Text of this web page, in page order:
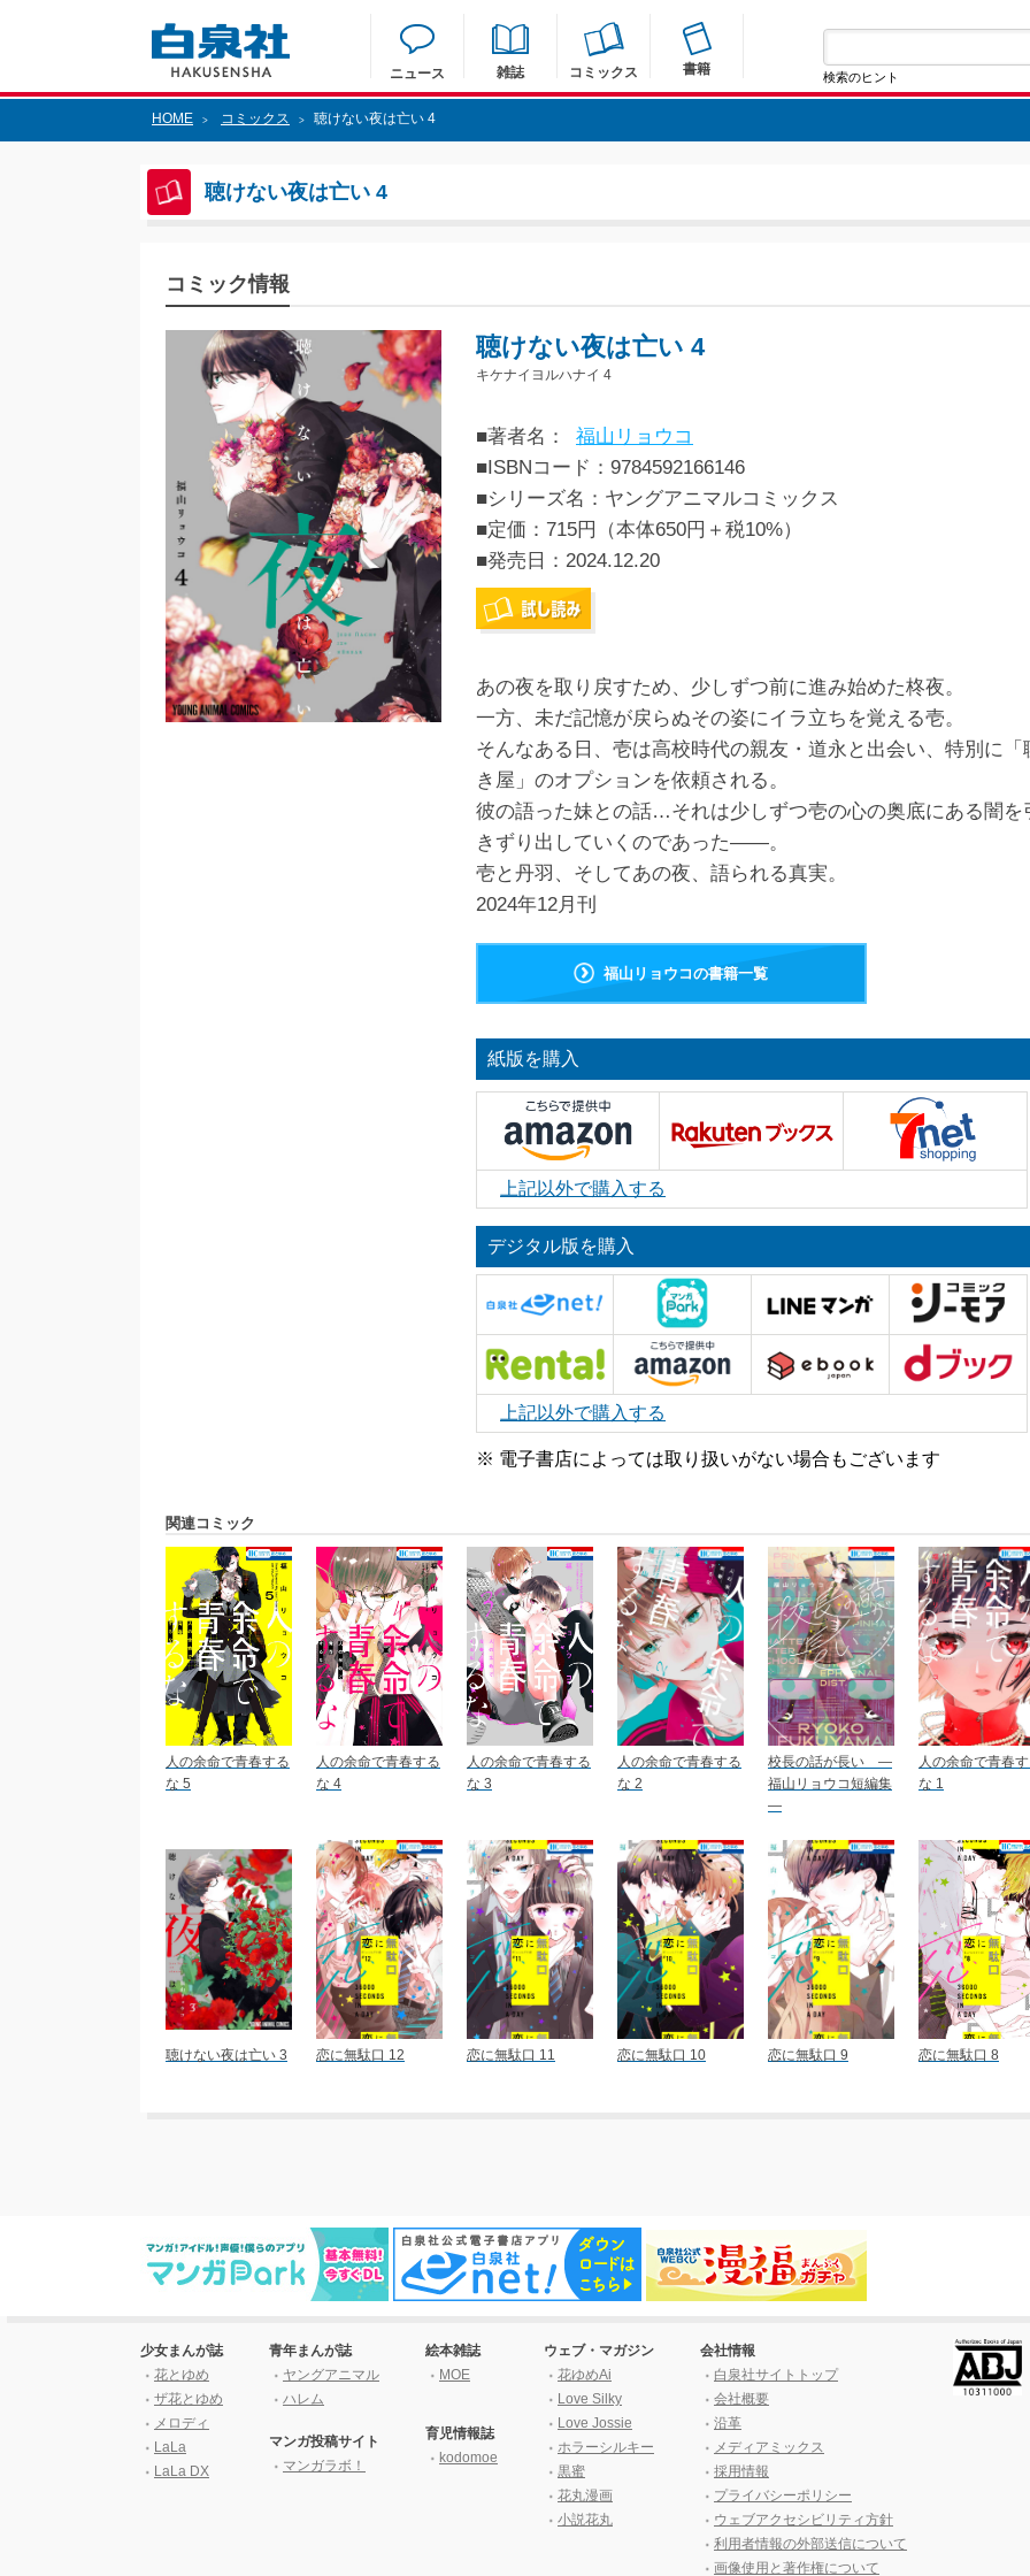
ニュース 雑誌 コミックス 書籍 検索のヒント
HOME > コミックス > 聴けない夜は亡い 4
聴けない夜は亡い 4
コミック情報
聴けない夜は亡い 4
キケナイヨルハナイ 4
■著者名：
福山リョウコ
■ISBNコード：9784592166146
■シリーズ名：ヤングアニマルコミックス
■定価：715円（本体650円＋税10%）
■発売日： 2024.12.20
あの夜を取り戻すため、少しずつ前に進み始めた柊夜。
一方、未だ記憶が戻らぬその姿にイラ立ちを覚える壱。
そんなある日、壱は高校時代の親友・道永と出会い、特別に「
き屋」のオプションを依頼される。
彼の語った妹との話…それは少しずつ壱の心の奥底にある闇を
きずり出していくのであった――。
壱と丹羽、そしてあの夜、語られる真実。
2024年12月刊
福山リョウコの書籍一覧
紙版を購入
上記以外で購入する
デジタル版を購入
上記以外で購入する
※ 電子書店によっては取り扱いがない場合もございます
関連コミック
人の余命で青春する
な 5
人の余命で青春する
な 4
人の余命で青春する
な 3
人の余命で青春する
な 2
校長の話が長い ―
福山リョウコ短編集
―
人の余命で青春
な 1
聴けない夜は亡い 3 恋に無駄口 12 恋に無駄口 11 恋に無駄口 10 恋に無駄口 9 恋に無駄口 8
少女まんが誌
花とゆめ
ザ花とゆめ
メロディ
LaLa
LaLa DX
青年まんが誌
ヤングアニマル
ハレム
マンガ投稿サイト
マンガラボ！
絵本雑誌
MOE
育児情報誌
kodomoe
ウェブ・マガジン
花ゆめAi
Love Silky
Love Jossie
ホラーシルキー
黒蜜
花丸漫画
小説花丸
会社情報
白泉社サイトトップ
会社概要
沿革
メディアミックス
採用情報
プライバシーポリシー
ウェブアクセシビリティ方針
利用者情報の外部送信について
画像使用と著作権について